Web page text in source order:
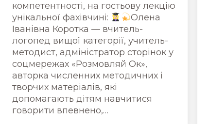
компетентності, на гостьову лекцію
унікальної фахівчині:
Олена
Іванівна Коротка — вчитель-
логопед вищої категорії, учитель-
методист, адміністратор сторінок у
соцмережах «Розмовляй Ок»,
авторка численних методичних і
творчих матеріалів, які
допомагають дітям навчитися
говорити впевнено,…